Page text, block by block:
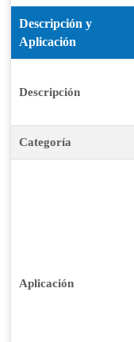
Descripción y
Aplicación
Descripción
Categoría
Aplicación